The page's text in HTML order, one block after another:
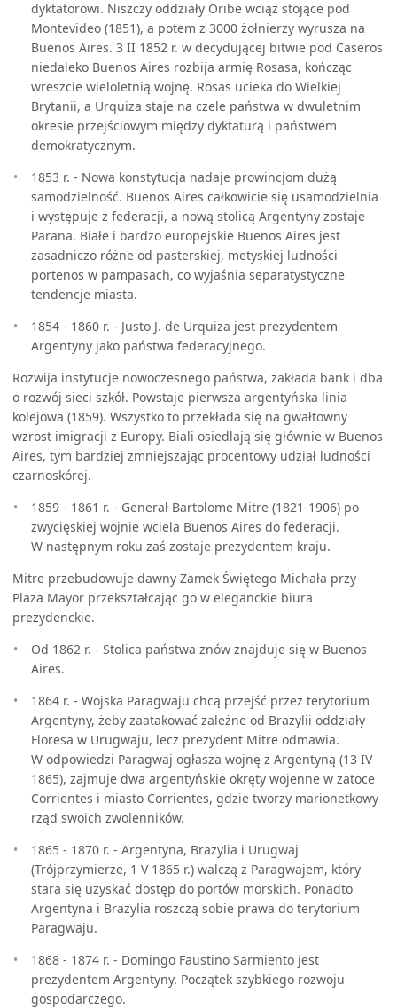
dyktatorowi. Niszczy oddziały Oribe wciąż stojące pod
Montevideo (1851), a potem z 3000 żołnierzy wyrusza na
Buenos Aires. 3 II 1852 r. w decydującej bitwie pod Caseros
niedaleko Buenos Aires rozbija armię Rosasa, kończąc
wreszcie wieloletnią wojnę. Rosas ucieka do Wielkiej
Brytanii, a Urquiza staje na czele państwa w dwuletnim
okresie przejściowym między dyktaturą i państwem
demokratycznym.
1853 r. - Nowa konstytucja nadaje prowincjom dużą
samodzielność. Buenos Aires całkowicie się usamodzielnia
i występuje z federacji, a nową stolicą Argentyny zostaje
Parana. Białe i bardzo europejskie Buenos Aires jest
zasadniczo różne od pasterskiej, metyskiej ludności
portenos w pampasach, co wyjaśnia separatystyczne
tendencje miasta.
1854 - 1860 r. - Justo J. de Urquiza jest prezydentem
Argentyny jako państwa federacyjnego.
Rozwija instytucje nowoczesnego państwa, zakłada bank i dba
o rozwój sieci szkół. Powstaje pierwsza argentyńska linia
kolejowa (1859). Wszystko to przekłada się na gwałtowny
wzrost imigracji z Europy. Biali osiedlają się głównie w Buenos
Aires, tym bardziej zmniejszając procentowy udział ludności
czarnoskórej.
1859 - 1861 r. - Generał Bartolome Mitre (1821-1906) po
zwycięskiej wojnie wciela Buenos Aires do federacji.
W następnym roku zaś zostaje prezydentem kraju.
Mitre przebudowuje dawny Zamek Świętego Michała przy
Plaza Mayor przekształcając go w eleganckie biura
prezydenckie.
Od 1862 r. - Stolica państwa znów znajduje się w Buenos
Aires.
1864 r. - Wojska Paragwaju chcą przejść przez terytorium
Argentyny, żeby zaatakować zależne od Brazylii oddziały
Floresa w Urugwaju, lecz prezydent Mitre odmawia.
W odpowiedzi Paragwaj ogłasza wojnę z Argentyną (13 IV
1865), zajmuje dwa argentyńskie okręty wojenne w zatoce
Corrientes i miasto Corrientes, gdzie tworzy marionetkowy
rząd swoich zwolenników.
1865 - 1870 r. - Argentyna, Brazylia i Urugwaj
(Trójprzymierze, 1 V 1865 r.) walczą z Paragwajem, który
stara się uzyskać dostęp do portów morskich. Ponadto
Argentyna i Brazylia roszczą sobie prawa do terytorium
Paragwaju.
1868 - 1874 r. - Domingo Faustino Sarmiento jest
prezydentem Argentyny. Początek szybkiego rozwoju
gospodarczego.